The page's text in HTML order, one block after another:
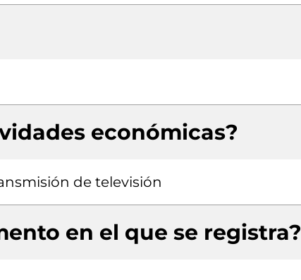
económicas?
de televisión
en el que se registra?